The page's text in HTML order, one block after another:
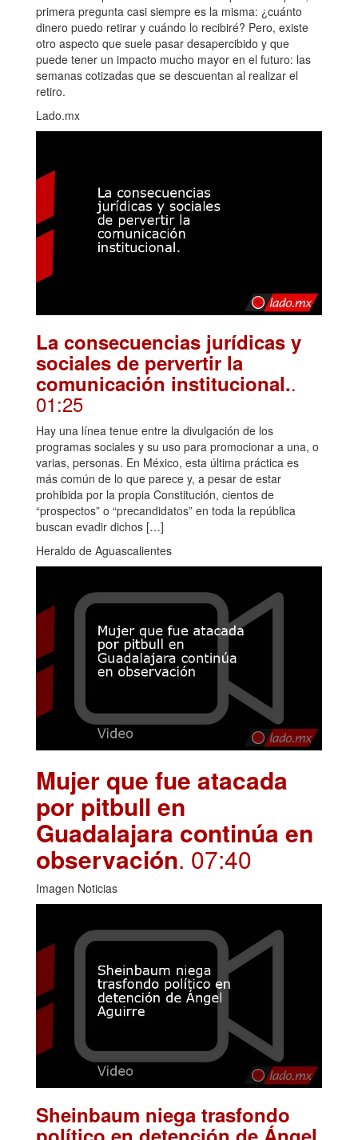
primera pregunta casi siempre es la misma: ¿cuánto
dinero puedo retirar y cuándo lo recibiré? Pero, existe
otro aspecto que suele pasar desapercibido y que
puede tener un impacto mucho mayor en el futuro: las
semanas cotizadas que se descuentan al realizar el
retiro.
Lado.mx
La consecuencias jurídicas y
sociales de pervertir la
comunicación institucional..
01:25
Hay una línea tenue entre la divulgación de los
programas sociales y su uso para promocionar a una, o
varias, personas. En México, esta última práctica es
más común de lo que parece y, a pesar de estar
prohibida por la propia Constitución, cientos de
“prospectos” o “precandidatos” en toda la república
buscan evadir dichos […]
Heraldo de Aguascalientes
Mujer que fue atacada
por pitbull en
Guadalajara continúa en
observación. 07:40
Imagen Noticias
Sheinbaum niega trasfondo